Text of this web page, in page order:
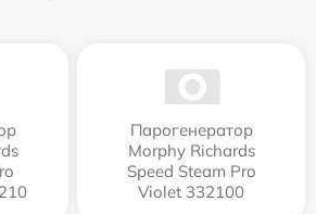
Парогенератор
Morphy Richards
Speed Steam Pro
Violet 332100